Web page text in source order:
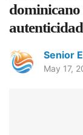
dominicano
Senior
May 17,